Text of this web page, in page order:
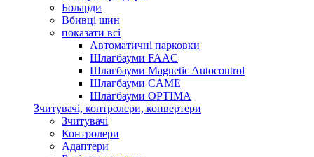
Боларди
Вбивці шин
показати всі
Автоматичні парковки
Шлагбауми FAAC
Шлагбауми Magnetic Autocontrol
Шлагбауми CAME
Шлагбауми OPTIMA
Зчитувачі, контролери, конвертери
Зчитувачі
Контролери
Адаптери